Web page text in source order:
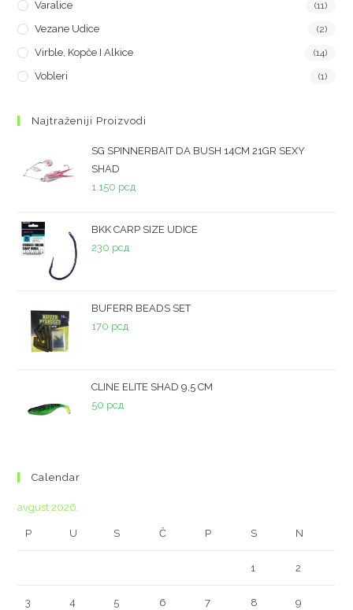
Varalice (11)
Vezane Udice (2)
Virble, Kopče I Alkice (14)
Vobleri (1)
Najtraženiji Proizvodi
SG SPINNERBAIT DA BUSH 14CM 21GR SEXY
SHAD
1.150 рсд
BKK CARP SIZE UDICE
230 рсд
BUFERR BEADS SET
170 рсд
CLINE ELITE SHAD 9,5 CM
50 рсд
Calendar
avgust 2026.
P U S Č P S N
1 2
3 4 5 6 7 8 9